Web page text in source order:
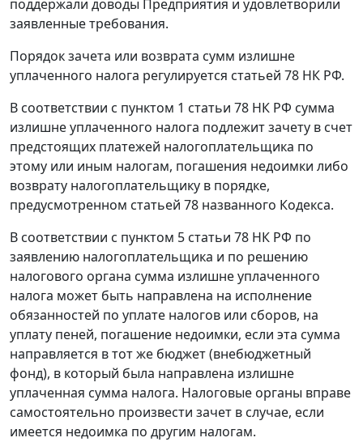
поддержали доводы Предприятия и удовлетворили
заявленные требования.
Порядок зачета или возврата сумм излишне
уплаченного налога регулируется статьей 78 НК РФ.
В соответствии с пунктом 1 статьи 78 НК РФ сумма
излишне уплаченного налога подлежит зачету в счет
предстоящих платежей налогоплательщика по
этому или иным налогам, погашения недоимки либо
возврату налогоплательщику в порядке,
предусмотренном статьей 78 названного Кодекса.
В соответствии с пунктом 5 статьи 78 НК РФ по
заявлению налогоплательщика и по решению
налогового органа сумма излишне уплаченного
налога может быть направлена на исполнение
обязанностей по уплате налогов или сборов, на
уплату пеней, погашение недоимки, если эта сумма
направляется в тот же бюджет (внебюджетный
фонд), в который была направлена излишне
уплаченная сумма налога. Налоговые органы вправе
самостоятельно произвести зачет в случае, если
имеется недоимка по другим налогам.